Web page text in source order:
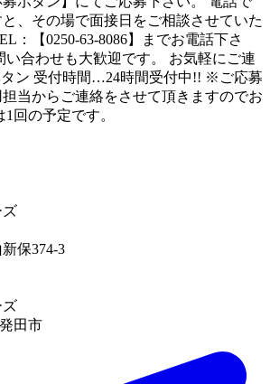
、その場で面接日をご相談させていた
：【0250-63-8086】までお電話下さ
い合わせも大歓迎です。 お気軽にご連
ン 受付時間…24時間受付中!! ※ご応募
当からご連絡をさせて頂きますのでお
回の予定です。
ズ
保374-3
ズ
田市